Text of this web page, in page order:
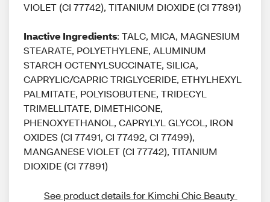
VIOLET (CI 77742), TITANIUM DIOXIDE (CI 77891)
Inactive Ingredients: TALC, MICA, MAGNESIUM
STEARATE, POLYETHYLENE, ALUMINUM
STARCH OCTENYLSUCCINATE, SILICA,
CAPRYLIC/CAPRIC TRIGLYCERIDE, ETHYLHEXYL
PALMITATE, POLYISOBUTENE, TRIDECYL
TRIMELLITATE, DIMETHICONE,
PHENOXYETHANOL, CAPRYLYL GLYCOL, IRON
OXIDES (CI 77491, CI 77492, CI 77499),
MANGANESE VIOLET (CI 77742), TITANIUM
DIOXIDE (CI 77891)
See product details for Kimchi Chic Beauty